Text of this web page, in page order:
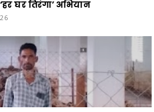
घर तिरंगा’ अभियान